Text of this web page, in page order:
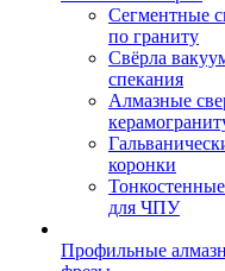
Сегментные
по граниту
Свёрла
спекания
Алмазные
коронки
для ЧПУ
Профильные